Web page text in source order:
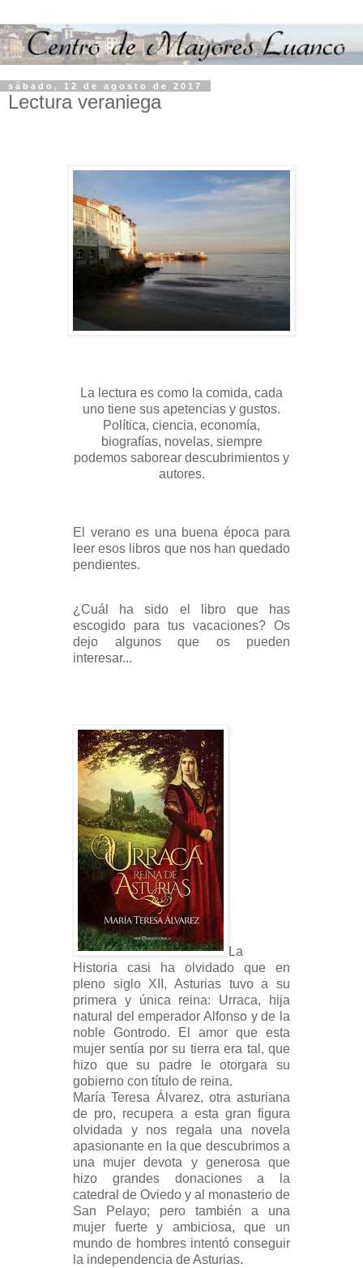
sábado, 12 de agosto de 2017
Lectura veraniega
La lectura es como la comida, cada
uno tiene sus apetencias y gustos.
Política, ciencia, economía,
biografías, novelas, siempre
podemos saborear descubrimientos y
autores.
El verano es una buena época para
leer esos libros que nos han quedado
pendientes.
¿Cuál ha sido el libro que has
escogido para tus vacaciones? Os
dejo algunos que os pueden
interesar...
La
Historia casi ha olvidado que en
pleno siglo XII, Asturias tuvo a su
primera y única reina: Urraca, hija
natural del emperador Alfonso y de la
noble Gontrodo. El amor que esta
mujer sentía por su tierra era tal, que
hizo que su padre le otorgara su
gobierno con título de reina.
María Teresa Álvarez, otra asturiana
de pro, recupera a esta gran figura
olvidada y nos regala una novela
apasionante en la que descubrimos a
una mujer devota y generosa que
hizo grandes donaciones a la
catedral de Oviedo y al monasterio de
San Pelayo; pero también a una
mujer fuerte y ambiciosa, que un
mundo de hombres intentó conseguir
la independencia de Asturias.